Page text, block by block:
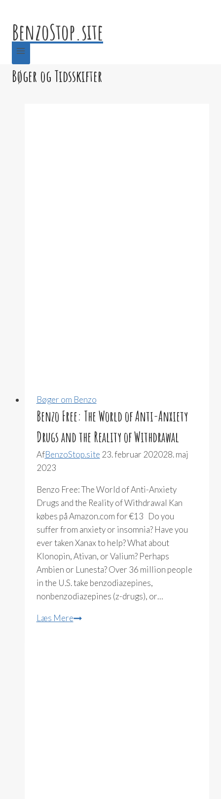
BenzoStop.site
Bøger og Tidsskifter
Bøger om Benzo
Benzo Free: The World of Anti-Anxiety
Drugs and the Reality of Withdrawal
AfBenzoStop.site 23. februar 202028. maj
2023
Benzo Free: The World of Anti-Anxiety
Drugs and the Reality of Withdrawal Kan
købes på Amazon.com for €13 Do you
suffer from anxiety or insomnia? Have you
ever taken Xanax to help? What about
Klonopin, Ativan, or Valium? Perhaps
Ambien or Lunesta? Over 36 million people
in the U.S. take benzodiazepines,
nonbenzodiazepines (z-drugs), or…
Læs MereBenzo